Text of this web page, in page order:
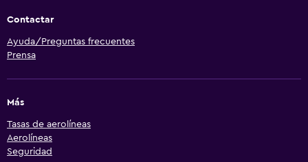
Contactar
Ayuda/Preguntas frecuentes
Prensa
Más
Tasas de aerolíneas
Aerolíneas
Seguridad